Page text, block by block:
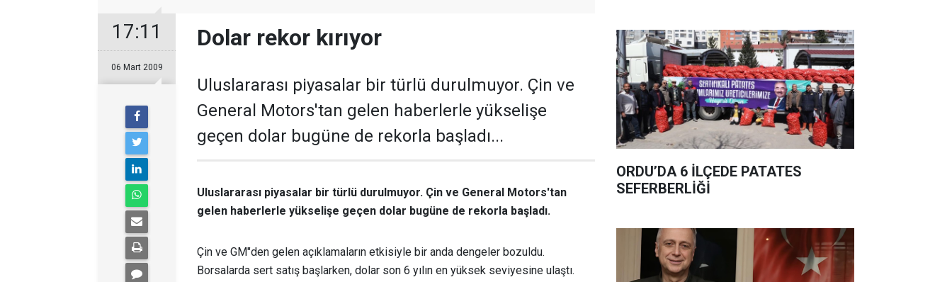
17:11
06 Mart 2009
Dolar rekor kırıyor
Uluslararası piyasalar bir türlü durulmuyor. Çin ve
General Motors'tan gelen haberlerle yükselişe
geçen dolar bugüne de rekorla başladı...
Uluslararası piyasalar bir türlü durulmuyor. Çin ve General Motors'tan
gelen haberlerle yükselişe geçen dolar bugüne de rekorla başladı.
Çin ve GM"den gelen açıklamaların etkisiyle bir anda dengeler bozuldu.
Borsalarda sert satış başlarken, dolar son 6 yılın en yüksek seviyesine ulaştı.
ORDU’DA 6 İLÇEDE PATATES
SEFERBERLİĞİ